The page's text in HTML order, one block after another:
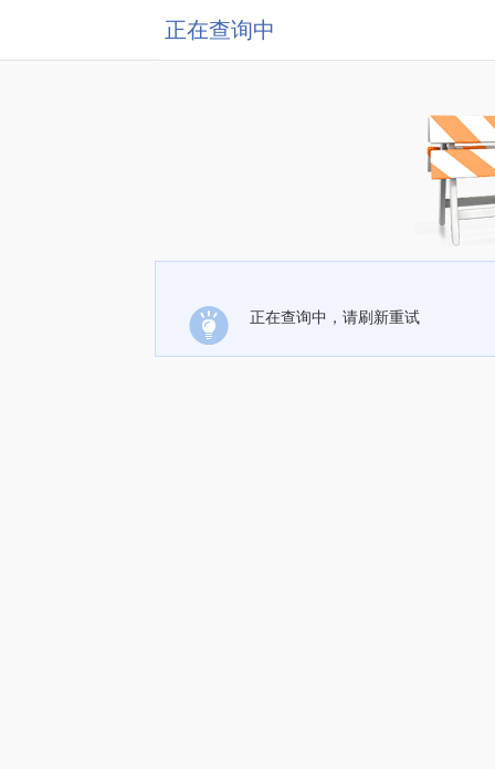
正在查询中
正在查询中，请刷新重试